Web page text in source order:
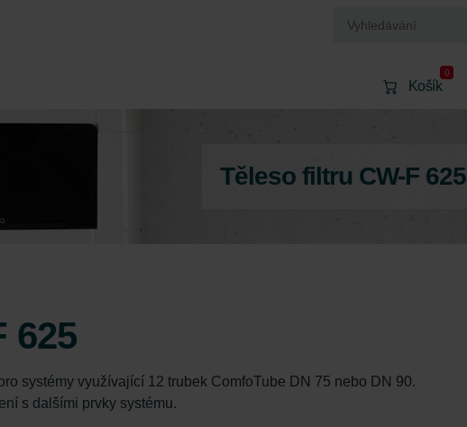
Košík
0
Těleso filtru CW-F 625
625
systémy využívající 12 trubek ComfoTube DN 75 nebo DN 90.
s dalšími prvky systému.